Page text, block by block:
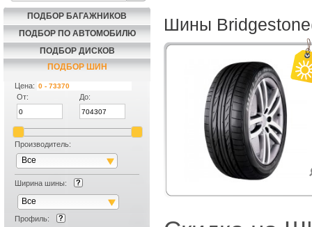
ПОДБОР БАГАЖНИКОВ
ПОДБОР ПО АВТОМОБИЛЮ
ПОДБОР ДИСКОВ
ПОДБОР ШИН
Цена:
От:
До:
Производитель:
Все
Ширина шины:
Все
Профиль:
Шины